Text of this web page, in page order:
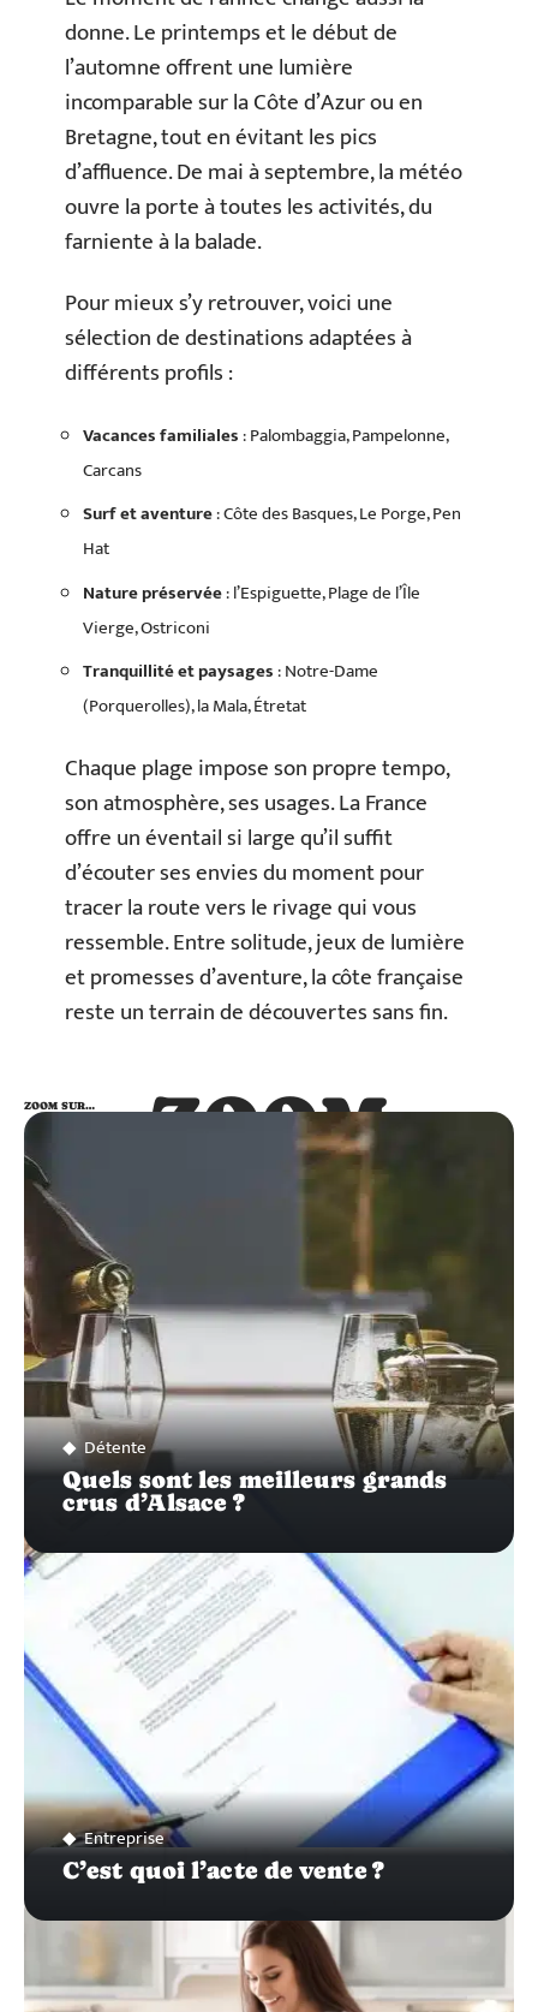
donne. Le printemps et le début de
l’automne offrent une lumière
incomparable sur la Côte d’Azur ou en
Bretagne, tout en évitant les pics
d’affluence. De mai à septembre, la météo
ouvre la porte à toutes les activités, du
farniente à la balade.
Pour mieux s’y retrouver, voici une
sélection de destinations adaptées à
différents profils :
Vacances familiales: Palombaggia, Pampelonne,
Carcans
Surf et aventure: Côte des Basques, Le Porge, Pen
Hat
Nature préservée: l’Espiguette, Plage de l’Île
Vierge, Ostriconi
Tranquillité et paysages: Notre-Dame
(Porquerolles), la Mala, Étretat
Chaque plage impose son propre tempo,
son atmosphère, ses usages. La France
offre un éventail si large qu’il suffit
d’écouter ses envies du moment pour
tracer la route vers le rivage qui vous
ressemble. Entre solitude, jeux de lumière
et promesses d’aventure, la côte française
reste un terrain de découvertes sans fin.
ZOOM
SUR…
ZOOM SUR…
Détente
Quels sont les meilleurs grands
crus d’Alsace ?
Entreprise
C’est quoi l’acte de vente ?